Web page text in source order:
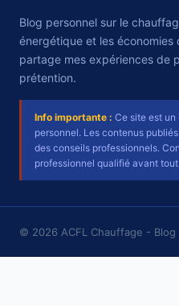
Blog personnel sur le
énergétique et les économies
partage mes expériences de
prétention.
Info importante : Ce site est
personnel. Les contenus
des conseils professionnels.
professionnel qualifié avant
© 2026 ACFL Chauffage -